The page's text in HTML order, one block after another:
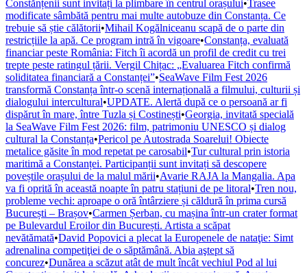
Constănțenii sunt invitați la plimbare în centrul orașului•Trasee
modificate sâmbătă pentru mai multe autobuze din Constanța. Ce
trebuie să știe călătorii•Mihail Kogălniceanu scapă de o parte din
restricțiile la apă. Ce program intră în vigoare•Constanța, evaluată
financiar peste România: Fitch îi acordă un profil de credit cu trei
trepte peste ratingul țării. Vergil Chițac: „Evaluarea Fitch confirmă
soliditatea financiară a Constanței”•SeaWave Film Fest 2026
transformă Constanța într-o scenă internațională a filmului, culturii și
dialogului intercultural•UPDATE. Alertă după ce o persoană ar fi
dispărut în mare, între Tuzla și Costinești•Georgia, invitată specială
la SeaWave Film Fest 2026: film, patrimoniu UNESCO și dialog
cultural la Constanța•Pericol pe Autostrada Soarelui! Obiecte
metalice găsite în mod repetat pe carosabil•Tur cultural prin istoria
maritimă a Constanței. Participanții sunt invitați să descopere
poveștile orașului de la malul mării•Avarie RAJA la Mangalia. Apa
va fi oprită în această noapte în patru stațiuni de pe litoral•Tren nou,
probleme vechi: aproape o oră întârziere și căldură în prima cursă
București – Brașov•Carmen Șerban, cu mașina într-un crater format
pe Bulevardul Eroilor din București. Artista a scăpat
nevătămată•David Popovici a plecat la Europenele de nataţie: Simt
adrenalina competiţiei de o săptămână. Abia aştept să
concurez•Dunărea a scăzut atât de mult încât vechiul Pod al lui